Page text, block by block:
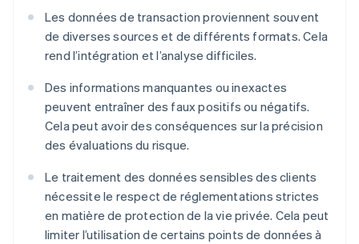
Les données de transaction proviennent souvent
de diverses sources et de différents formats. Cela
rend l’intégration et l’analyse difficiles.
Des informations manquantes ou inexactes
peuvent entraîner des faux positifs ou négatifs.
Cela peut avoir des conséquences sur la précision
des évaluations du risque.
Le traitement des données sensibles des clients
nécessite le respect de réglementations strictes
en matière de protection de la vie privée. Cela peut
limiter l’utilisation de certains points de données à